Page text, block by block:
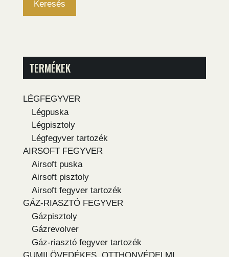
Keresés
TERMÉKEK
LÉGFEGYVER
Légpuska
Légpisztoly
Légfegyver tartozék
AIRSOFT FEGYVER
Airsoft puska
Airsoft pisztoly
Airsoft fegyver tartozék
GÁZ-RIASZTÓ FEGYVER
Gázpisztoly
Gázrevolver
Gáz-riasztó fegyver tartozék